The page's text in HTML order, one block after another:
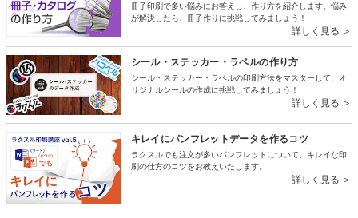
冊子印刷で多い悩みにお答えし、作り方を紹介します。悩み
が解決したら、冊子作りに挑戦してみましょう！
詳しく見る ＞
シール・ステッカー・ラベルの作り方
シール・ステッカー・ラベルの印刷方法をマスターして、オ
リジナルシールの作成に挑戦してみましょう！
詳しく見る ＞
キレイにパンフレットデータを作るコツ
ラクスルでも注文が多いパンフレットについて、キレイな印
刷の仕方のコツをお教えいたします。
詳しく見る ＞